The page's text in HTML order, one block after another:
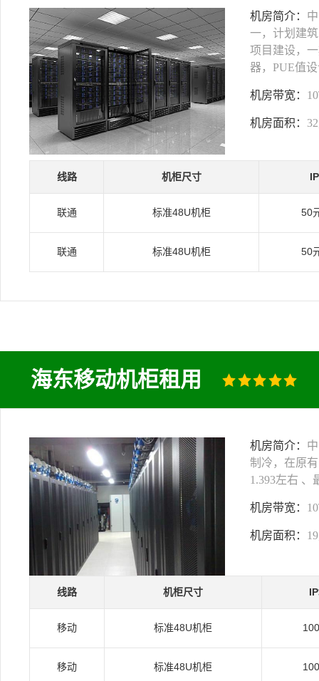
机房简介：
一，计划建
项目建设，
器，PUE值
机房带宽：
机房面积：
线路 机柜尺寸
联通 标准48U机柜 50
联通 标准48U机柜 50
海东移动机柜租用
机房简介：
制冷，在原
1.393左右 、
机房带宽：
机房面积：
线路 机柜尺寸
移动 标准48U机柜
移动 标准48U机柜